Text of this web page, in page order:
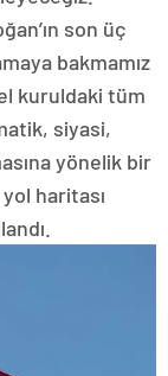
son üç
bakmamız
kuruldaki tüm
siyasi,
yönelik bir
yol haritası